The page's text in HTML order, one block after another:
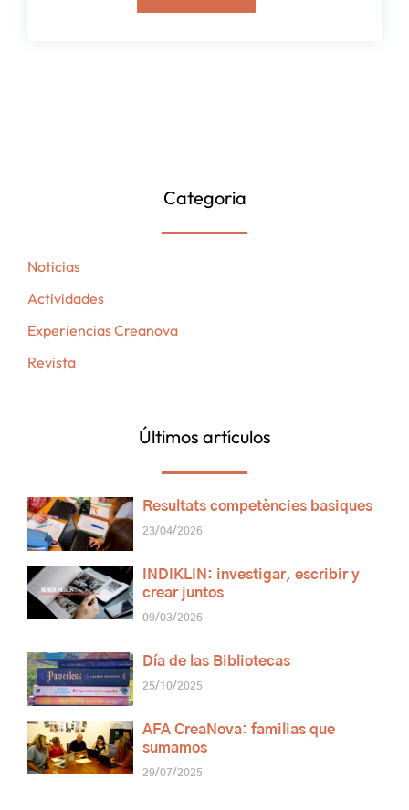
Categoria
Noticias
Actividades
Experiencias Creanova
Revista
Últimos artículos
Resultats competències basiques
23/04/2026
INDIKLIN: investigar, escribir y
crear juntos
09/03/2026
Día de las Bibliotecas
25/10/2025
AFA CreaNova: familias que
sumamos
29/07/2025